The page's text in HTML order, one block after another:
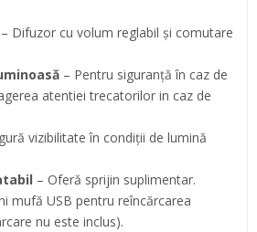
– Difuzor cu volum reglabil și comutare
– Pentru siguranță în caz de
atentiei trecatorilor in caz de
vizibilitate în condiții de lumină
– Oferă sprijin suplimentar.
mufă USB pentru reîncărcarea
nu este inclus).